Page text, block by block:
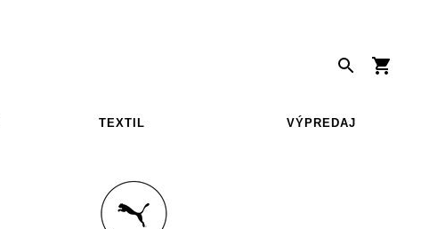
TEXTIL VÝPREDAJ